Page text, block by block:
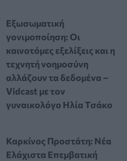
Εξωσωματική
γονιμοποίηση: Οι
καινοτόμες εξελίξεις και η
τεχνητή νοημοσύνη
αλλάζουν τα δεδομένα –
Vidcast με τον
γυναικολόγο Ηλία Τσάκο
Καρκίνος Προστάτη: Νέα
Ελάχιστα Επεμβατική